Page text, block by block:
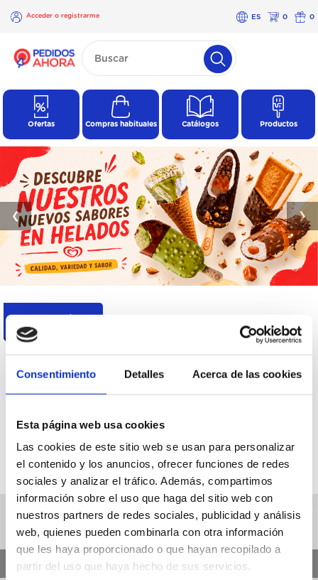
Consentimiento Detalles Acerca de las cookies
Esta página web usa cookies
Las cookies de este sitio web se usan para personalizar
el contenido y los anuncios, ofrecer funciones de redes
sociales y analizar el tráfico. Además, compartimos
información sobre el uso que haga del sitio web con
nuestros partners de redes sociales, publicidad y análisis
web, quienes pueden combinarla con otra información
que les haya proporcionado o que hayan recopilado a
partir del uso que haya hecho de sus servicios.
Acceder o registrarme ES 0 0
×
Acceder o
Ofertas Compras habituales Catálogos Productos
❮ ❯
HELADOS
IMPRESCINDIBLES EN TU
COCINA
❮